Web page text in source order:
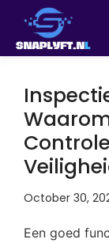
October 30,
Een goed